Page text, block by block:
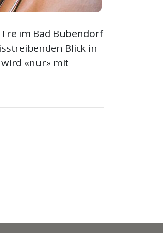
im Bad Bubendorf
Blick in
«nur» mit